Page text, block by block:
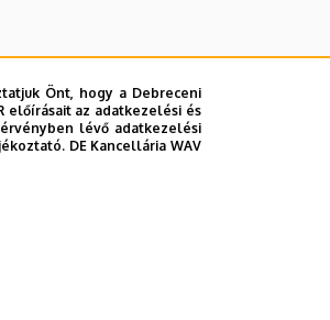
Önt, hogy a Debreceni
előírásait az adatkezelési és
lévő adatkezelési
DE Kancellária WAV